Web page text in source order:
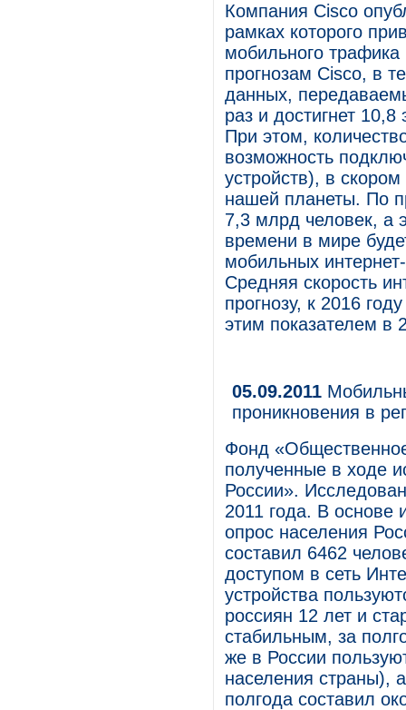
Компания Cisco
рамках которого
мобильного
прогнозам Cisco, в
данных,
раз и достигнет
При этом,
возможность
устройств), в
нашей планеты. По
7,3 млрд человек, а
времени в мире
мобильных
Средняя скорость
прогнозу, к 2016
этим показателем в
05.09.2011
проникновения в
Фонд
полученные в ходе
России».
2011 года. В основе
опрос населения
составил 6462
доступом в сеть
устройства
россиян 12 лет и
стабильным, за
же в России
населения страны),
полгода составил